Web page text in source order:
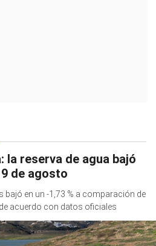
la reserva de agua bajó
de agosto
bajó en un -1,73 % a comparación de
acuerdo con datos oficiales